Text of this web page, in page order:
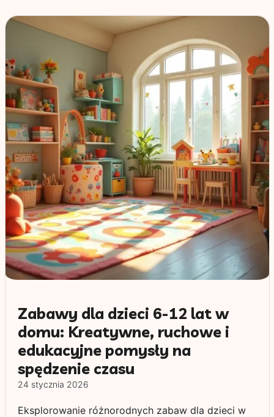
Zabawy dla dzieci 6-12 lat w
domu: Kreatywne, ruchowe i
edukacyjne pomysły na
spędzenie czasu
24 stycznia 2026
Eksplorowanie różnorodnych zabaw dla dzieci w